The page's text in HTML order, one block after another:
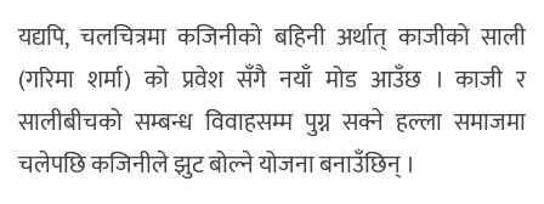
यद्यपि, चलचित्रमा कजिनीको बहिनी अर्थात् काजीको साली
(गरिमा शर्मा) को प्रवेश सँगै नयाँ मोड आउँछ । काजी र
सालीबीचको सम्बन्ध विवाहसम्म पुग्न सक्ने हल्ला समाजमा
चलेपछि कजिनीले झुट बोल्ने योजना बनाउँछिन् ।